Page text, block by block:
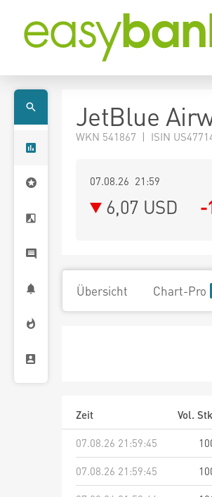
JetBlue
WKN 541867 | ISIN
07.08.26 21:59
6,07 USD -
Übersicht Chart-Pro
Zeit Vol.
07.08.26 21:59:45
07.08.26 21:59:45